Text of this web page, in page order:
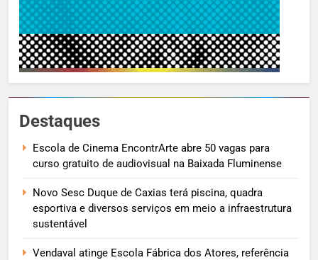
Destaques
Escola de Cinema EncontrArte abre 50 vagas para
curso gratuito de audiovisual na Baixada Fluminense
Novo Sesc Duque de Caxias terá piscina, quadra
esportiva e diversos serviços em meio a infraestrutura
sustentável
Vendaval atinge Escola Fábrica dos Atores, referência